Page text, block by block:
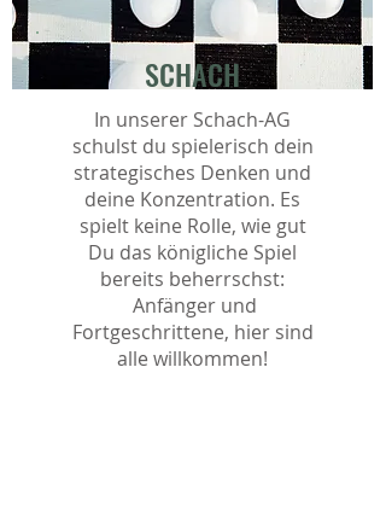
SCHACH
In unserer Schach-AG
schulst du spielerisch dein
strategisches Denken und
deine Konzentration. Es
spielt keine Rolle, wie gut
Du das königliche Spiel
bereits beherrschst:
Anfänger und
Fortgeschrittene, hier sind
alle willkommen!